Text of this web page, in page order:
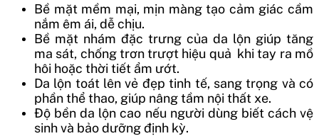
Bề mặt mềm mại, mịn màng tạo cảm giác cầm
nắm êm ái, dễ chịu.
Bề mặt nhám đặc trưng của da lộn giúp tăng
ma sát, chống trơn trượt hiệu quả khi tay ra mồ
hôi hoặc thời tiết ẩm ướt.
Da lộn toát lên vẻ đẹp tinh tế, sang trọng và có
phần thể thao, giúp nâng tầm nội thất xe.
Độ bền da lộn cao nếu người dùng biết cách vệ
sinh và bảo dưỡng định kỳ.